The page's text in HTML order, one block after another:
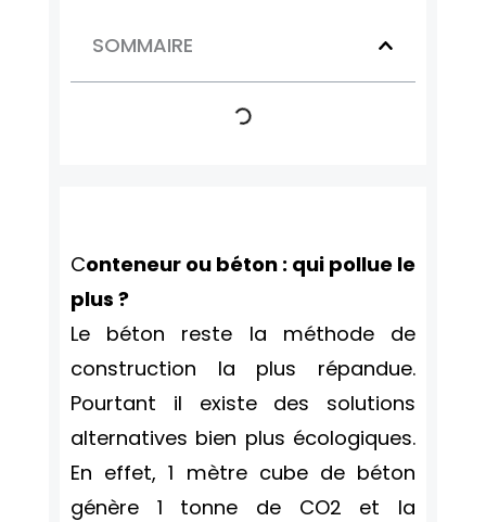
SOMMAIRE
Conteneur ou béton : qui pollue le
plus ?
Le béton reste la méthode de
construction la plus répandue.
Pourtant il existe des solutions
alternatives bien plus écologiques.
En effet, 1 mètre cube de béton
génère 1 tonne de CO2 et la